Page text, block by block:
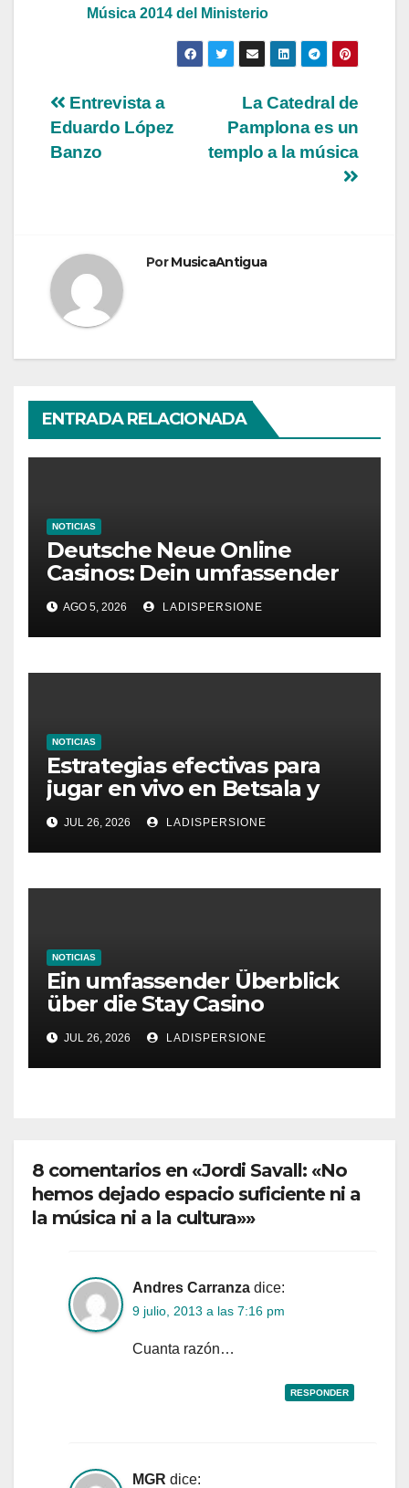
Música 2014 del Ministerio
Navegación
de
La Catedral de
Pamplona es un
templo a la música
Entrevista a
Eduardo López
Banzo
PorMusicaAntigua
ENTRADA RELACIONADA
NOTICIAS
Deutsche Neue Online
Casinos: Dein umfassender
Ratgeber für moderne
Glücksspielplattformen
AGO 5, 2026 LADISPERSIONE
NOTICIAS
Estrategias efectivas para
jugar en vivo en Betsala y
aumentar tus ganancias
JUL 26, 2026 LADISPERSIONE
NOTICIAS
Ein umfassender Überblick
über die Stay Casino
Bonusbedingungen
JUL 26, 2026 LADISPERSIONE
8 comentarios en «Jordi Savall: «No
hemos dejado espacio suficiente ni a
la música ni a la cultura»»
Andres Carranza dice:
9 julio, 2013 a las 7:16 pm
Cuanta razón…
RESPONDER
MGR dice: